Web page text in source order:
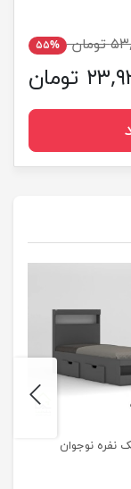
۵۵%
تومان
نفره نوجوان